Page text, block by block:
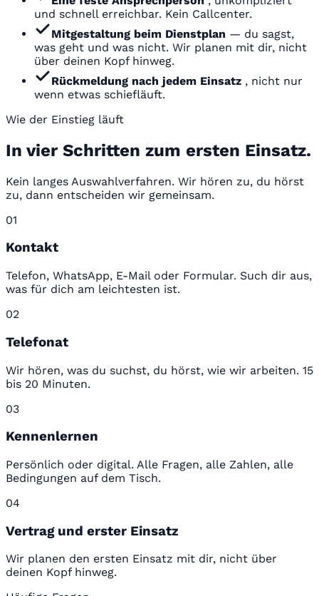
und schnell erreichbar. Kein Callcenter.
Mitgestaltung beim Dienstplan — du sagst,
was geht und was nicht. Wir planen mit dir, nicht
über deinen Kopf hinweg.
Rückmeldung nach jedem Einsatz , nicht nur
wenn etwas schiefläuft.
Wie der Einstieg läuft
In vier Schritten zum ersten Einsatz.
Kein langes Auswahlverfahren. Wir hören zu, du hörst
zu, dann entscheiden wir gemeinsam.
01
Kontakt
Telefon, WhatsApp, E-Mail oder Formular. Such dir aus,
was für dich am leichtesten ist.
02
Telefonat
Wir hören, was du suchst, du hörst, wie wir arbeiten. 15
bis 20 Minuten.
03
Kennenlernen
Persönlich oder digital. Alle Fragen, alle Zahlen, alle
Bedingungen auf dem Tisch.
04
Vertrag und erster Einsatz
Wir planen den ersten Einsatz mit dir, nicht über
deinen Kopf hinweg.